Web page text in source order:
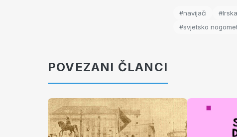
#navijači #Irska
#svjetsko
POVEZANI ČLANCI